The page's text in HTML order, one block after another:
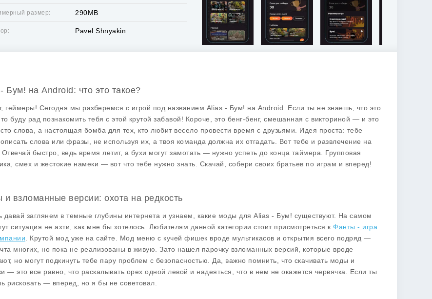
размер: 290MB
Pavel Shnyakin
Бум! на Android: что это такое?
геймеры! Сегодня мы разберемся с игрой под названием Alias - Бум! на Android. Если ты не знаешь, что это
буду рад познакомить тебя с этой крутой забавой! Короче, это бенг-бенг, смешанная с викториной — и это
слова, а настоящая бомба для тех, кто любит весело провести время с друзьями. Идея проста: тебе
слова или фразы, не используя их, а твоя команда должна их отгадать. Вот тебе и развлечение на
Отвечай быстро, ведь время летит, а бухи могут замотать — нужно успеть до конца таймера. Групповая
смех и жестокие намеки — вот что тебе нужно знать. Скачай, собери своих братьев по играм и вперед!
взломанные версии: охота на редкость
давай заглянем в темные глубины интернета и узнаем, какие моды для Alias - Бум! существуют. На самом
ситуация не ахти, как мне бы хотелось. Любителям данной категории стоит присмотреться к Фанты - игра
. Крутой мод уже на сайте. Мод меню с кучей фишек вроде мультикасов и открытия всего подряд —
многих, но пока не реализованы в живую. Зато нашел парочку взломанных версий, которые вроде
но могут подкинуть тебе пару проблем с безопасностью. Да, важно помнить, что скачивать моды и
— это все равно, что раскалывать орех одной левой и надеяться, что в нем не окажется червячка. Если ты
рисковать — вперед, но я бы не советовал.